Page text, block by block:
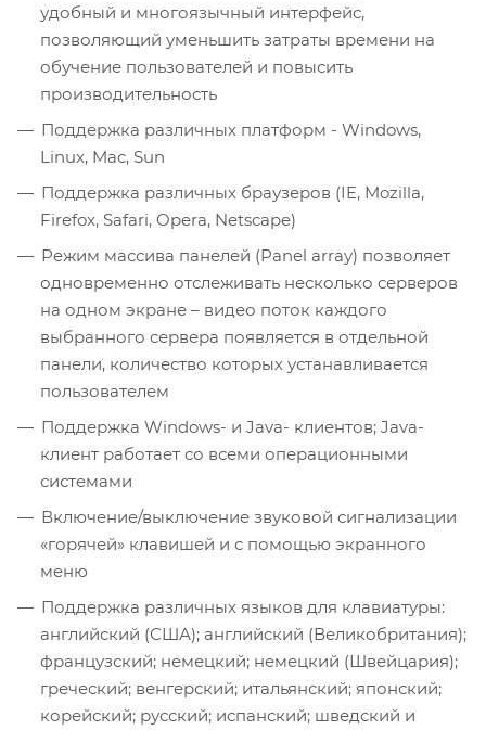
удобный и многоязычный интерфейс,
позволяющий уменьшить затраты времени на
обучение пользователей и повысить
производительность
Поддержка различных платформ - Windows,
Linux, Mac, Sun
Поддержка различных браузеров (IE, Mozilla,
Firefox, Safari, Opera, Netscape)
Режим массива панелей (Panel array) позволяет
одновременно отслеживать несколько серверов
на одном экране – видео поток каждого
выбранного сервера появляется в отдельной
панели, количество которых устанавливается
пользователем
Поддержка Windows- и Java- клиентов; Java-
клиент работает со всеми операционными
системами
Включение/выключение звуковой сигнализации
«горячей» клавишей и с помощью экранного
меню
Поддержка различных языков для клавиатуры:
английский (США); английский (Великобритания);
французский; немецкий; немецкий (Швейцария);
греческий; венгерский; итальянский; японский;
корейский; русский; испанский; шведский и